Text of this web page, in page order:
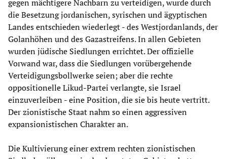
gegen mächtigere Nachbarn zu verteidigen, wurde durch
die Besetzung jordanischen, syrischen und ägyptischen
Landes entschieden wiederlegt - des Westjordanlands, der
Golanhöhen und des Gazastreifens. In allen Gebieten
wurden jüdische Siedlungen errichtet. Der offizielle
Vorwand war, dass die Siedlungen vorübergehende
Verteidigungsbollwerke seien; aber die rechte
oppositionelle Likud-Partei verlangte, sie Israel
einzuverleiben - eine Position, die sie bis heute vertritt.
Der zionistische Staat nahm so einen aggressiven
expansionistischen Charakter an.
Die Kultivierung einer extrem rechten zionistischen